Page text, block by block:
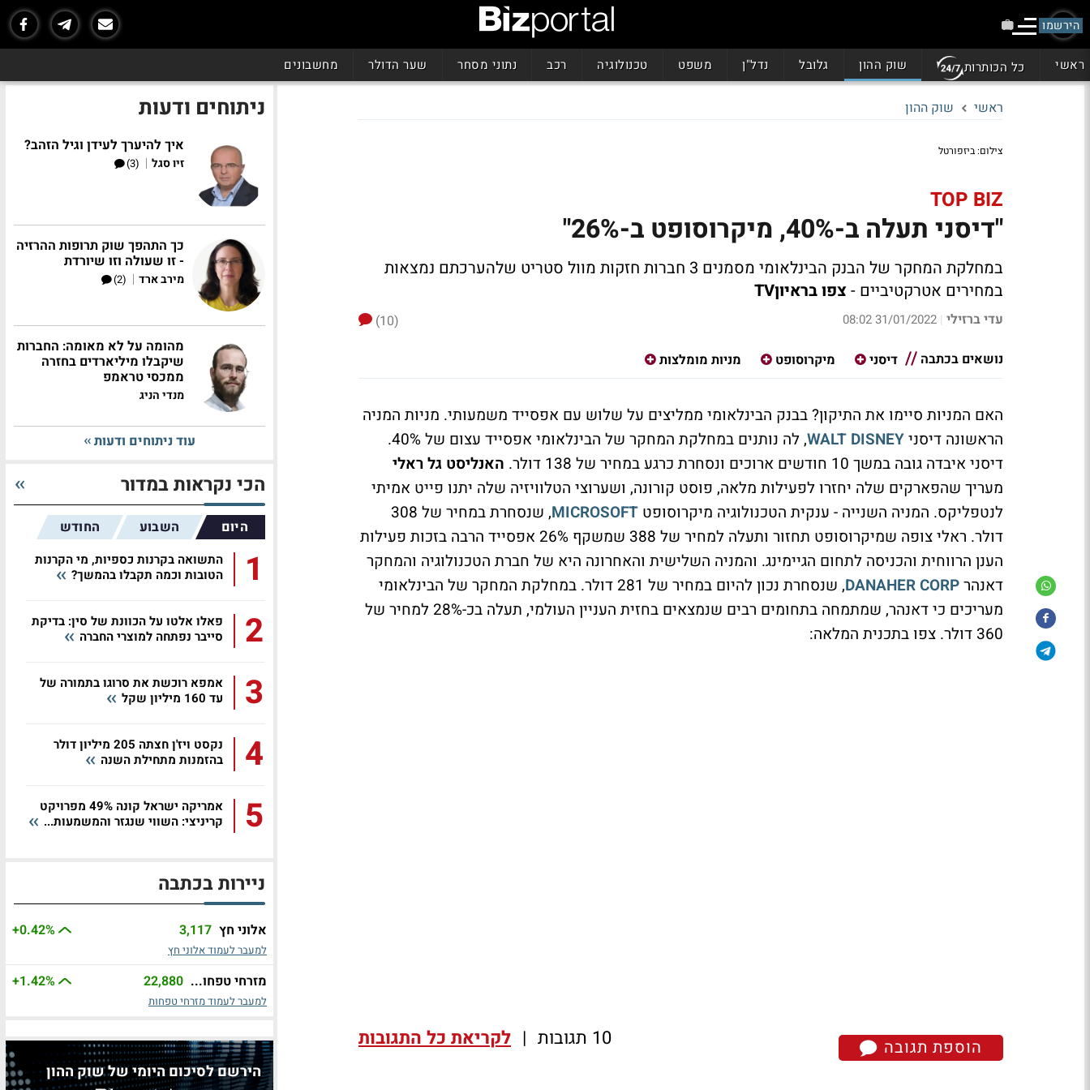
הירשמו
ראשי כל הכותרות שוק ההון גלובל נדל"ן משפט טכנולוגיה רכב נתוני מסחר שער הדולר מחשבונים
ראשי שוק ההון
צילום: ביזפורטל
TOP BIZ
"דיסני תעלה ב-40%, מיקרוסופט ב-26%"
במחלקת המחקר של הבנק הבינלאומי מסמנים 3 חברות חזקות מוול סטריט שלהערכתם נמצאות
במחירים אטרקטיביים - צפו בראיוןTV
עדי ברזילי |
31/01/2022 08:02
(10)
נושאים בכתבה
דיסני מיקרוסופט מניות מומלצות
האם המניות סיימו את התיקון? בבנק הבינלאומי ממליצים על שלוש עם אפסייד משמעותי. מניות המניה
הראשונה דיסניWALT DISNEY
, לה נותנים במחלקת המחקר של הבינלאומי אפסייד עצום של 40%.
דיסני איבדה גובה במשך 10 חודשים ארוכים ונסחרת כרגע במחיר של 138 דולר.
האנליסט גל ראלי
מעריך שהפארקים שלה יחזרו לפעילות מלאה, פוסט קורונה, ושערוצי הטלוויזיה שלה יתנו פייט אמיתי
לנטפליקס. המניה השנייה - ענקית הטכנולוגיה מיקרוסופט MICROSOFT
, שנסחרת במחיר של 308
דולר. ראלי צופה שמיקרוסופט תחזור ותעלה למחיר של 388 שמשקף 26% אפסייד הרבה בזכות פעילות
הענן הרווחית והכניסה לתחום הגיימינג. והמניה השלישית והאחרונה היא של חברת הטכנולוגיה והמחקר
דאנהרDANAHER CORP
, שנסחרת נכון להיום במחיר של 281 דולר. במחלקת המחקר של הבינלאומי
מעריכים כי דאנהר, שמתמחה בתחומים רבים שנמצאים בחזית העניין העולמי, תעלה בכ-28% למחיר של
360 דולר. צפו בתכנית המלאה:
הוספת תגובה 10 תגובות | לקריאת כל התגובות
ניתוחים ודעות
איך להיערך לעידן וגיל הזהב?
זיו סגל |
(3)
כך התהפך שוק תרופות ההרזיה
- זו שעולה וזו שיורדת
מירב ארד |
(2)
מהומה על לא מאומה: החברות
שיקבלו מיליארדים בחזרה
ממכסי טראמפ
מנדי הניג
עוד ניתוחים ודעות
הכי נקראות במדור
היום השבוע החודש
1
התשואה בקרנות כספיות, מי הקרנות
הטובות וכמה תקבלו בהמשך?
2
פאלו אלטו על הכוונת של סין: בדיקת
סייבר נפתחה למוצרי החברה
3
אמפא רוכשת את סרוגו בתמורה של
עד 160 מיליון שקל
4
נקסט ויז'ן חצתה 205 מיליון דולר
בהזמנות מתחילת השנה
5
אמריקה ישראל קונה 49% מפרויקט
קריניצי: השווי שנגזר והמשמעות...
ניירות בכתבה
אלוני חץ 3,117
+0.42%
למעבר לעמוד אלוני חץ
מזרחי טפחו... 22,880
+1.42%
למעבר לעמוד מזרחי טפחות
הירשם לסיכום היומי של שוק ההון